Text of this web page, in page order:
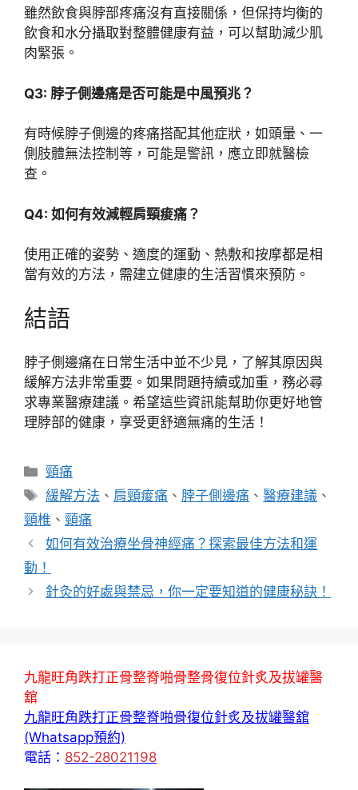
雖然飲食與脖部疼痛沒有直接關係，但保持均衡的
飲食和水分攝取對整體健康有益，可以幫助減少肌
肉緊張。
Q3: 脖子側邊痛是否可能是中風預兆？
有時候脖子側邊的疼痛搭配其他症狀，如頭暈、一
側肢體無法控制等，可能是警訊，應立即就醫檢
查。
Q4: 如何有效減輕肩頸痠痛？
使用正確的姿勢、適度的運動、熱敷和按摩都是相
當有效的方法，需建立健康的生活習慣來預防。
結語
脖子側邊痛在日常生活中並不少見，了解其原因與
緩解方法非常重要。如果問題持續或加重，務必尋
求專業醫療建議。希望這些資訊能幫助你更好地管
理脖部的健康，享受更舒適無痛的生活！
分
類
頸痛
標
籤
緩解方法 、 肩頸痠痛 、 脖子側邊痛 、醫療建議 、
頸椎 、 頸痛
如何有效治療坐骨神經痛？探索最佳方法和運
動！
針灸的好處與禁忌，你一定要知道的健康秘訣！
九龍旺角跌打正骨整脊啪骨整骨復位針炙及拔罐醫
舘
九龍旺角跌打正骨整脊啪骨復位針炙及拔罐醫舘
(Whatsapp預約)
電話： 852-28021198